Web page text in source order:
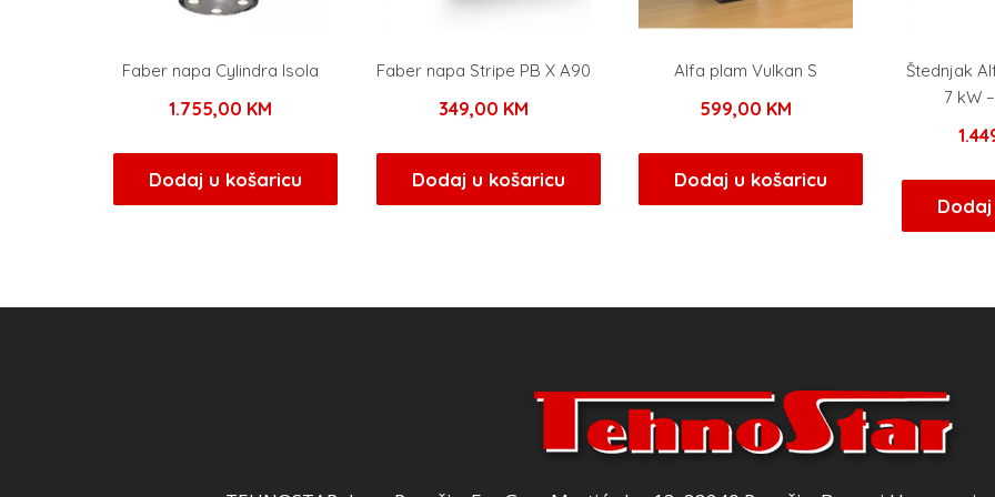
Faber napa Cylindra Isola
1.755,00 KM
Dodaj u košaricu
Faber napa Stripe PB X A90
349,00 KM
Dodaj u košaricu
Alfa plam Vulkan S
599,00 KM
Dodaj u košaricu
Štednjak
7 kW